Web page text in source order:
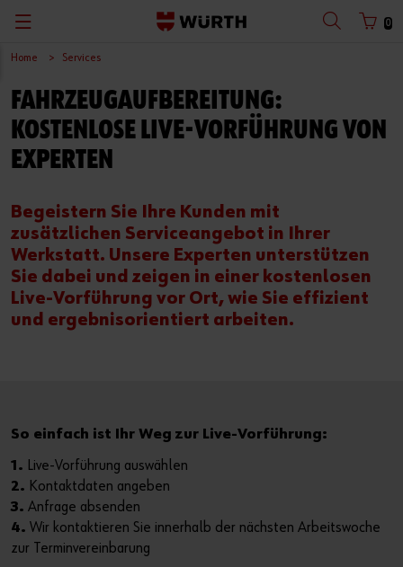
0
Zurück
mit Benutzername mit Kundennummer
Benutzername
Passwort
Passwort vergessen
Sie möchten Online-Kunde werden?
In nur drei Schritten können Sie sich registrieren und alle
Funktionen des Online-Shops nutzen.
Zurück
Kataloge
Zurück
Konfigurieren & Finden
Planen & Bemessen
Spezialistenberatung vereinbaren
Beschaffen & Lager verwalten
Warten & Reparieren
Zurück
Abverkauf
Zurück
Arbeitssicherheit
Digitales Handwerk
Innenausbau
Holzbau
Fensterbau
Zurück
Würth Shop finden
Würth Bonusheft
Fallschutzset-Überprüfung
Click & Collect
Warendepot
Zurück
Baustelle optimieren
Produkte und Services
Nachhaltiges Bauen
Dokumente und Zulassungen
Zurück
Deutsch
Home Services
FAHRZEUGAUFBEREITUNG:
KOSTENLOSE LIVE-VORFÜHRUNG VON
EXPERTEN
Begeistern Sie Ihre Kunden mit
zusätzlichen Serviceangebot in Ihrer
Werkstatt. Unsere Experten unterstützen
Sie dabei und zeigen in einer kostenlosen
Live-Vorführung vor Ort, wie Sie effizient
und ergebnisorientiert arbeiten.
So einfach ist Ihr Weg zur Live-Vorführung:
1. Live-Vorführung auswählen
2. Kontaktdaten angeben
3. Anfrage absenden
4. Wir kontaktieren Sie innerhalb der nächsten Arbeitswoche
zur Terminvereinbarung